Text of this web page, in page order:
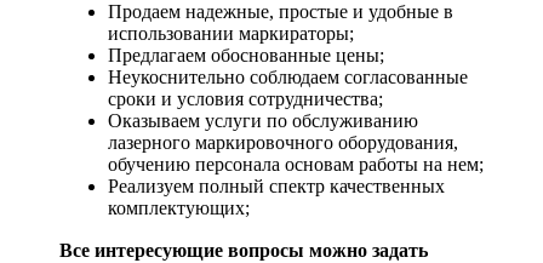
Продаем надежные, простые и удобные в
использовании маркираторы;
Предлагаем обоснованные цены;
Неукоснительно соблюдаем согласованные
сроки и условия сотрудничества;
Оказываем услуги по обслуживанию
лазерного маркировочного оборудования,
обучению персонала основам работы на нем;
Реализуем полный спектр качественных
комплектующих;
Все интересующие вопросы можно задать